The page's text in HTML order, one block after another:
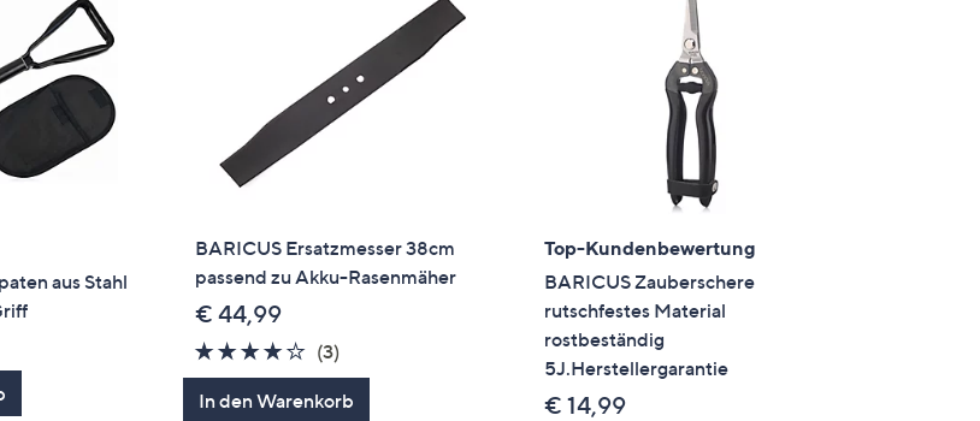
aus Stahl
BARICUS Ersatzmesser 38cm
passend zu Akku-Rasenmäher
€ 44,99
3.7
von
5
(3)
Bewertungen
In den Warenkorb
Top-Kundenbewertung
BARICUS Zauberschere
rutschfestes Material
rostbeständig
5J.Herstellergarantie
€ 14,99